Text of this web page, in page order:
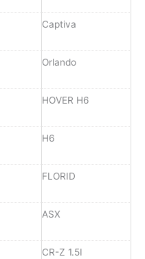
Captiva
Orlando
HOVER H6
H6
FLORID
ASX
CR-Z 1.5I